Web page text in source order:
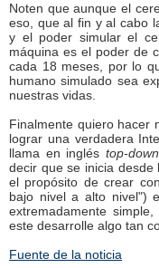
Noten que aunque el
eso, que al fin y al cabo
y el poder simular el
máquina es el poder de
cada 18 meses, por lo
humano simulado sea
nuestras vidas.
Finalmente quiero hacer
lograr una verdadera
llama en inglés top-down
decir que se inicia
el propósito de crear
bajo nivel a alto nivel")
extremadamente
este desarrolle algo tan
Fuente de la noticia